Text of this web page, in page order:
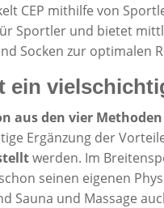
CEP mithilfe von
Sportler und bietet
Socken zur optimalen
ein
aus den vier Methoden
Ergänzung der
werden. Im
seinen eigenen
Sauna und Massage